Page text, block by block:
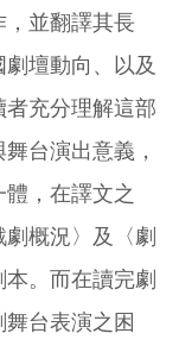
，並翻譯其長
壇動向、以及
充分理解這部
台演出意義，
，在譯文之
概況〉及〈劇
。而在讀完劇
台表演之困